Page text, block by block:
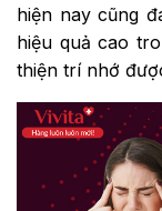
hiện nay cũng
hiệu quả cao
thiện trí nhớ